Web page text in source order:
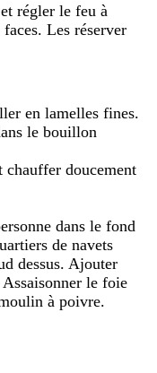
régler le feu à
Les réserver
en lamelles fines.
le bouillon
chauffer doucement
dans le fond
de navets
dessus. Ajouter
le foie
à poivre.